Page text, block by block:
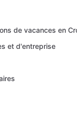
de vacances en
et d'entreprise